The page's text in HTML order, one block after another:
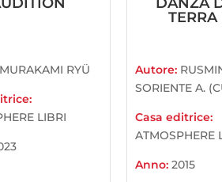
RYÜ
LIBRI
TERRA
Autore:
SORIENTE A.
Casa editrice:
ATMOSPHERE
Anno:2015